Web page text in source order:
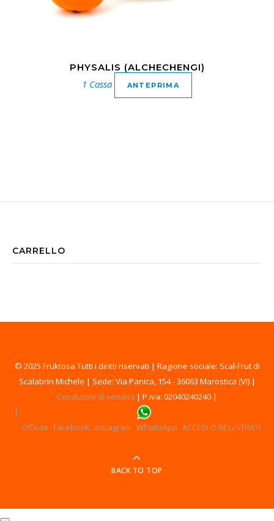
PHYSALIS (ALCHECHENGI)
1 Cassa ANTEPRIMA
CARRELLO
© 2025 Fruktosa Tutti i diritti riservati | Ragione sociale: Scal-Frut di
Scalabrin Michele | Sede: Via Panica, 154 - 36063 Marostica (VI) |
Condizioni di vendita | P.iva: 02040240240 |
Offerte Facebook Instagram WhattsApp ACCEDI O REGISTRATI
BACK TO TOP